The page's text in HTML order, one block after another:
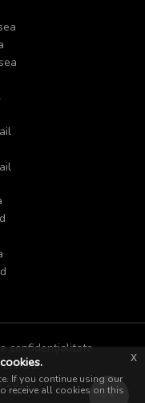
confidențialitate
condiții
2018
If you continue using our
receive all cookies on this
x